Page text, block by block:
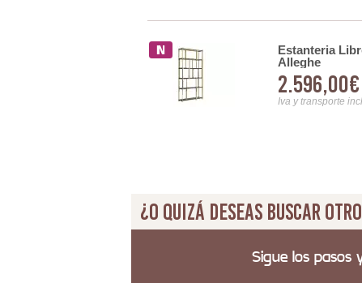
Estanteria
Alleghe
2.596,00€
Iva y transporte
¿O quizá deseas buscar
Sigue los pasos